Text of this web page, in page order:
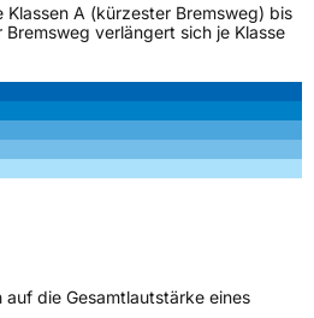
Klassen A (kürzester Bremsweg) bis
Bremsweg verlängert sich je Klasse
auf die Gesamtlautstärke eines